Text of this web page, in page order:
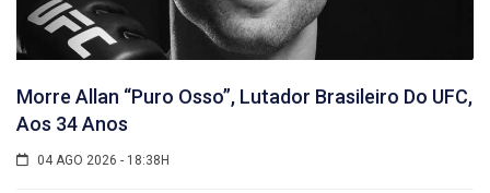
Morre Allan “Puro Osso”, Lutador Brasileiro Do UFC,
Aos 34 Anos
04 AGO 2026 - 18:38H